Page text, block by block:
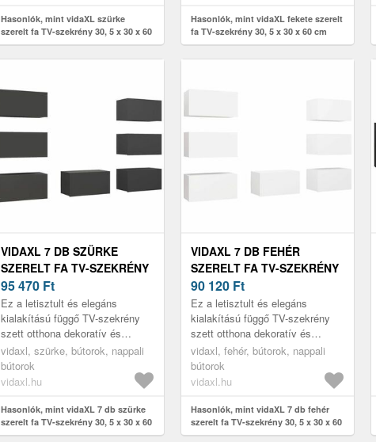
Hasonlók, mint vidaXL szürke
szerelt fa TV-szekrény 30, 5 x 30 x 60
cm
Hasonlók, mint vidaXL fekete szerelt
fa TV-szekrény 30, 5 x 30 x 60 cm
VIDAXL 7 DB SZÜRKE
SZERELT FA TV-SZEKRÉNY
30, 5 X 30 X 60 CM
95 470 Ft
Ez a letisztult és elegáns
kialakítású függő TV-szekrény
szett otthona dekoratív és
praktikus kiegészítője lesz.
vidaxl, szürke, bútorok, nappali
bútorok
vidaxl.hu
Hasonlók, mint vidaXL 7 db szürke
szerelt fa TV-szekrény 30, 5 x 30 x 60
cm
VIDAXL 7 DB FEHÉR
SZERELT FA TV-SZEKRÉNY
30, 5 X 30 X 60 CM
90 120 Ft
Ez a letisztult és elegáns
kialakítású függő TV-szekrény
szett otthona dekoratív és
praktikus kiegészítője lesz.
vidaxl, fehér, bútorok, nappali
bútorok
vidaxl.hu
Hasonlók, mint vidaXL 7 db fehér
szerelt fa TV-szekrény 30, 5 x 30 x 60
cm